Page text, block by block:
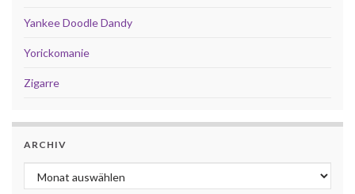
Yankee Doodle Dandy
Yorickomanie
Zigarre
ARCHIV
Archiv